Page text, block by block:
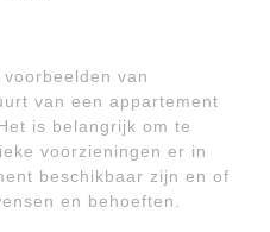
van
van een appartement
is belangrijk om te
voorzieningen er in
beschikbaar zijn en of
en behoeften.